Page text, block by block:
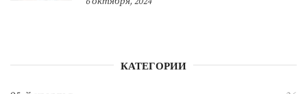
КАТЕГОРИИ